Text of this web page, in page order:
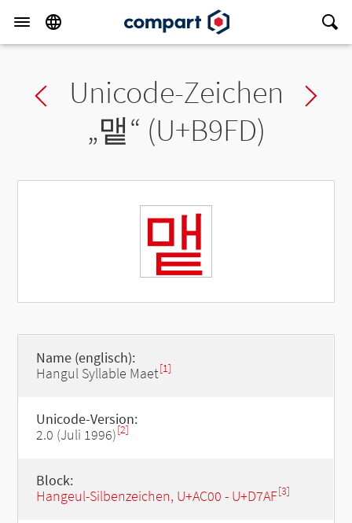
Previous char
Unicode-Zeichen
„맽“ (U+B9FD)
맽
Name (englisch):
Hangul Syllable Maet[1]
Unicode-Version:
2.0 (Juli 1996)[2]
Block:
Hangeul-Silbenzeichen, U+AC00 - U+D7AF[3]